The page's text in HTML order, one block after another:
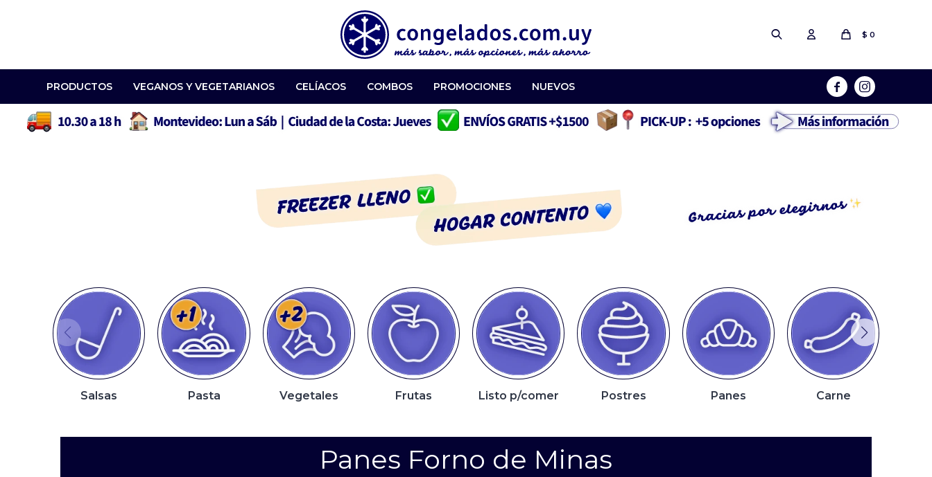
PRODUCTOS VEGANOS Y VEGETARIANOS CELÍACOS COMBOS PROMOCIONES NUEVOS
$ 0
 
Salsas Pasta Vegetales Frutas Listo p/comer Postres Panes Carne
Panes Forno de Minas